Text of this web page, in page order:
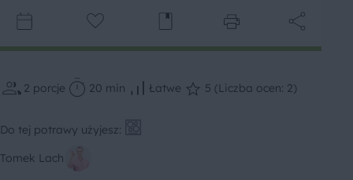
2 porcje 20 min Łatwe 5 (Liczba ocen: 2)
Do tej potrawy użyjesz:
Tomek Lach